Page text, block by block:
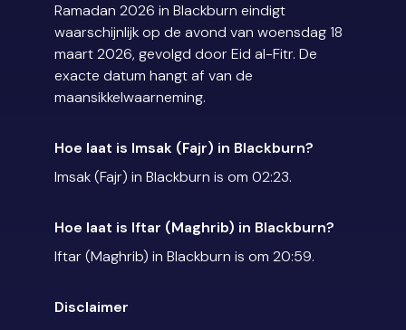
Ramadan 2026 in Blackburn eindigt
waarschijnlijk op de avond van woensdag 18
maart 2026, gevolgd door Eid al-Fitr. De
exacte datum hangt af van de
maansikkelwaarneming.
Hoe laat is Imsak (Fajr) in Blackburn?
Imsak (Fajr) in Blackburn is om 02:23.
Hoe laat is Iftar (Maghrib) in Blackburn?
Iftar (Maghrib) in Blackburn is om 20:59.
Disclaimer